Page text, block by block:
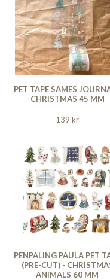
PET TAPE SAMES
CHRISTMAS 45 MM
139 kr
PENPALING PAULA PET
(PRE-CUT) -
ANIMALS 60 MM